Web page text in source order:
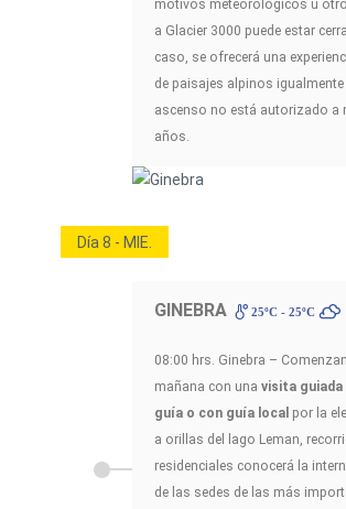
motivos meteorológicos u
a Glacier 3000 puede estar
caso, se ofrecerá una
de paisajes alpinos igualmente
ascenso no está autorizado a
años.
Día 8 - MIE.
GINEBRA 25ºC - 25ºC
08:00 hrs. Ginebra –
mañana con una visita
guía o con guía local por la
a orillas del lago Leman,
residenciales conocerá la
de las sedes de las más